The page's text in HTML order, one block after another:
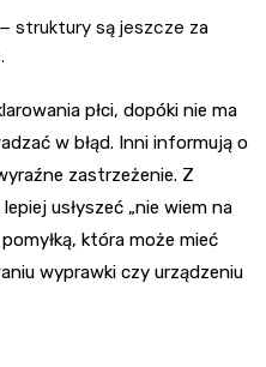
struktury są jeszcze za
płci, dopóki nie ma
w błąd. Inni informują o
zastrzeżenie. Z
usłyszeć „nie wiem na
która może mieć
wyprawki czy urządzeniu